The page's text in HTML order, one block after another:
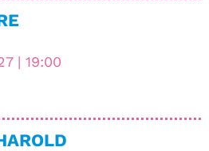
| 19:00